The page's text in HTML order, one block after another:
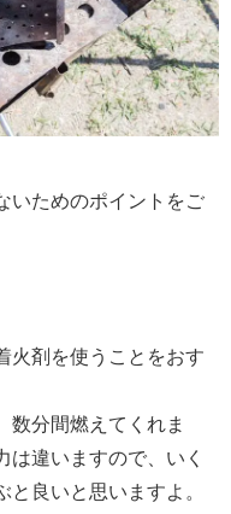
いためのポイントをご
火剤を使うことをおす
数分間燃えてくれま
違いますので、いく
良いと思いますよ。